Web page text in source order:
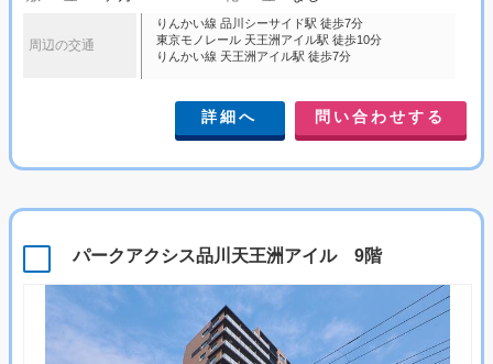
周辺の交通
りんかい線 品川シーサイド駅 徒歩7分
東京モノレール 天王洲アイル駅 徒歩10分
りんかい線 天王洲アイル駅 徒歩7分
詳細へ 問い合わせする
パークアクシス品川天王洲アイル 9階